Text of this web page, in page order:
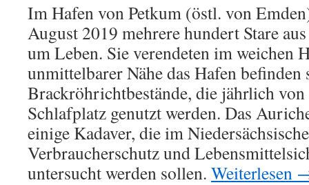
Im Hafen von Petkum (östl. von
August 2019 mehrere hundert Stare
um Leben. Sie verendeten im weichen
unmittelbarer Nähe das Hafen befinden
Brackröhrichtbestände, die jährlich von
Schlafplatz genutzt werden. Das
einige Kadaver, die im
Verbraucherschutz und
untersucht werden sollen. Weiterlesen